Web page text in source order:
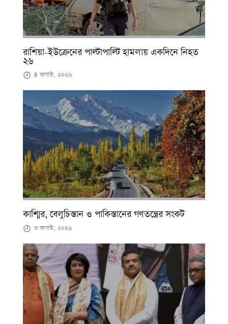
রাশিয়া-ইউক্রেনের পাল্টাপাল্টি হামলায় একদিনে নিহত
২৬
৪ অগাস্ট, ২০২৬
কাশ্মির, বেলুচিস্তান ও পাকিস্তানের গণতন্ত্রের সংকট
৩ অগাস্ট, ২০২৬